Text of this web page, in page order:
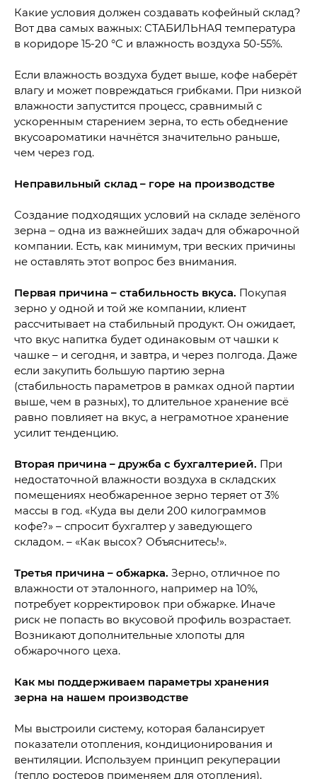
Какие условия должен создавать кофейный склад?
Вот два самых важных: СТАБИЛЬНАЯ температура
в коридоре 15-20 °C и влажность воздуха 50-55%.
Если влажность воздуха будет выше, кофе наберёт
влагу и может повреждаться грибками. При низкой
влажности запустится процесс, сравнимый с
ускоренным старением зерна, то есть обеднение
вкусоароматики начнётся значительно раньше,
чем через год.
Неправильный склад – горе на производстве
Создание подходящих условий на складе зелёного
зерна – одна из важнейших задач для обжарочной
компании. Есть, как минимум, три веских причины
не оставлять этот вопрос без внимания.
Первая причина – стабильность вкуса. Покупая
зерно у одной и той же компании, клиент
рассчитывает на стабильный продукт. Он ожидает,
что вкус напитка будет одинаковым от чашки к
чашке – и сегодня, и завтра, и через полгода. Даже
если закупить большую партию зерна
(стабильность параметров в рамках одной партии
выше, чем в разных), то длительное хранение всё
равно повлияет на вкус, а неграмотное хранение
усилит тенденцию.
Вторая причина – дружба с бухгалтерией. При
недостаточной влажности воздуха в складских
помещениях необжаренное зерно теряет от 3%
массы в год. «Куда вы дели 200 килограммов
кофе?» – спросит бухгалтер у заведующего
складом. – «Как высох? Объяснитесь!».
Третья причина – обжарка. Зерно, отличное по
влажности от эталонного, например на 10%,
потребует корректировок при обжарке. Иначе
риск не попасть во вкусовой профиль возрастает.
Возникают дополнительные хлопоты для
обжарочного цеха.
Как мы поддерживаем параметры хранения
зерна на нашем производстве
Мы выстроили систему, которая балансирует
показатели отопления, кондиционирования и
вентиляции. Используем принцип рекуперации
(тепло ростеров применяем для отопления).